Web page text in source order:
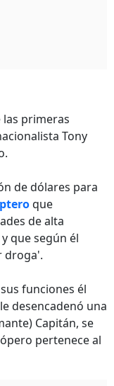
primeras
Tony
de dólares para
que
de alta
que según él
droga'.
funciones él
desencadenó una
Capitán, se
pertenece al